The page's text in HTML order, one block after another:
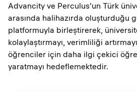
Advancity ve Perculus'un Türk
arasında halihazırda oluşturduğu
platformuyla birleştirerek,
kolaylaştırmayı, verimliliği
öğrenciler için daha ilgi çekici
yaratmayı hedeflemektedir.